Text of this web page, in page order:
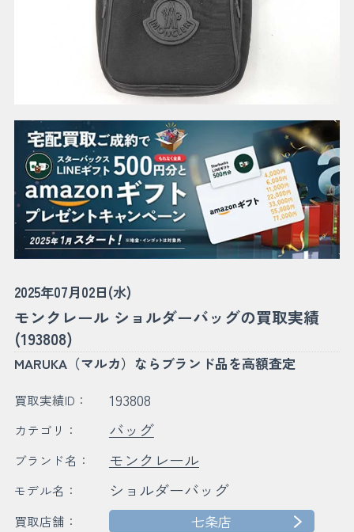
2025年07月02日(水)
モンクレール ショルダーバッグの買取実績
(193808)
MARUKA（マルカ）ならブランド品を高額査定
買取実績ID： 193808
カテゴリ： バッグ
ブランド名： モンクレール
モデル名： ショルダーバッグ
買取店舗： 七条店